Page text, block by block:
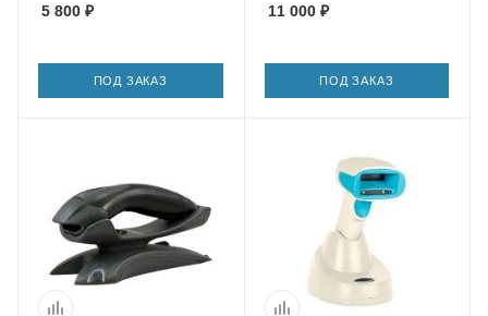
5 800 ₽
ПОД ЗАКАЗ
11 000₽
ПОД ЗАКАЗ